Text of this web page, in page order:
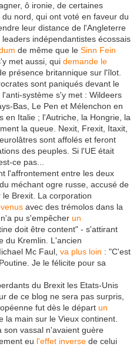
ô ironie, de certaines
nord, qui ont voté en faveur du
leur distance de l'Angleterre
indépendantistes écossais
de même que le Sinn Fein
met aussi, qui demande le
présence britannique sur l'îlot.
sont paniqués devant le
l'anti-système s'y met : Wildeers
Bas, Le Pen et Mélenchon en
en Italie ; l'Autriche, la Hongrie, la
la queue. Nexit, Frexit, Itaxit,
sont affolés et feront
des peuples. Si l'UE était
ce pas...
l'affrontement entre les deux
méchant ogre russe, accusé de
Brexit. La corporation
avec des trémolos dans la
pu s'empêcher un
doit être content" - s'attirant
du Kremlin. L'ancien
Mc Faul, va plus loin : "C'est
Je le félicite pour sa
du Brexit les Etats-Unis
de ce blog ne sera pas surpris,
fut dès le départ un
la main sur le Vieux continent.
son vassal n'avaient guère
eu l'effet inverse de celui